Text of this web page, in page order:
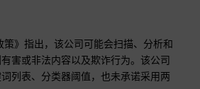
》指出，该公司可能会扫描、分析和
害或非法内容以及欺诈行为。该公司
列表、分类器阈值，也未承诺采用两